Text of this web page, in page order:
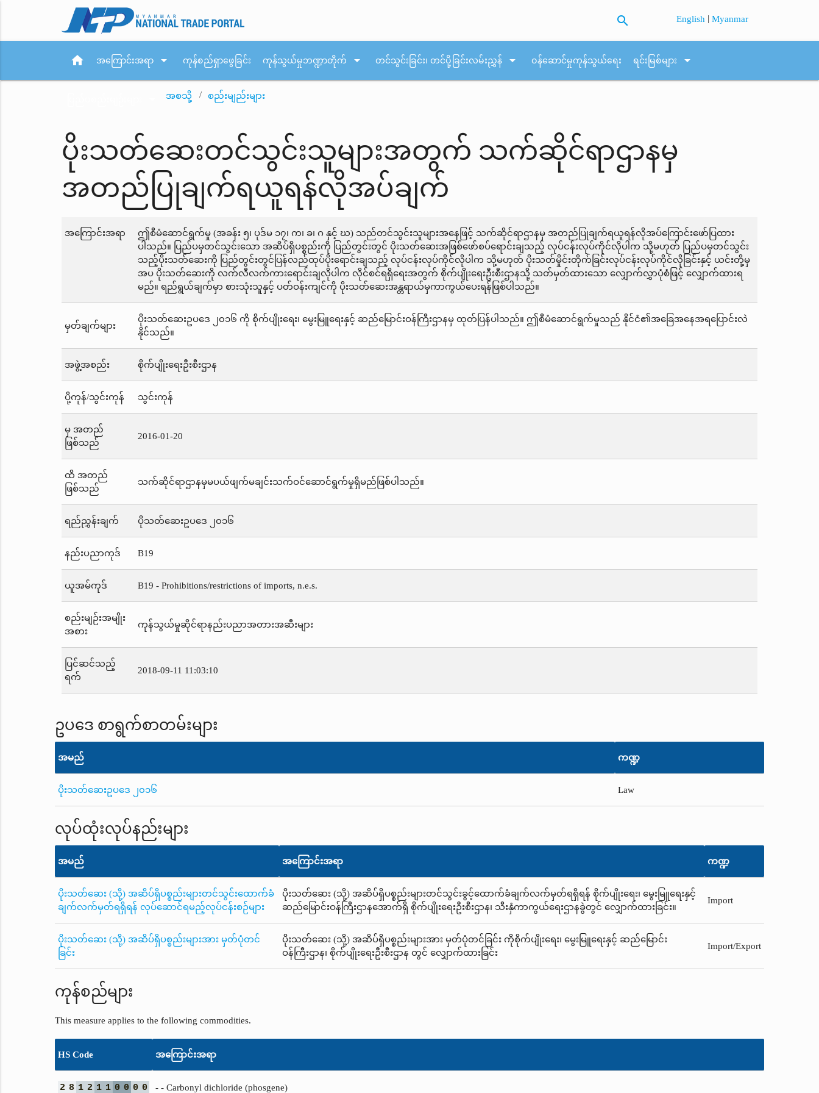
search English |Myanmar
home အကြောင်းအရာ arrow_drop_down ကုန်စည်ရှာဖွေခြင်း ကုန်သွယ်မှုဘဏ္ဍာတိုက် arrow_drop_down တင်သွင်းခြင်း၊ တင်ပို့ခြင်းလမ်းညွှန် arrow_drop_down ဝန်ဆောင်မှုကုန်သွယ်ရေး ရင်းမြစ်များ arrow_drop_down
အစသို့ စည်းမျည်းများ
ပိုးသတ်ဆေးတင်သွင်းသူများအတွက် သက်ဆိုင်ရာဌာနမှ
အတည်ပြုချက်ရယူရန်လိုအပ်ချက်
အကြောင်းအရာ
ဤစီမံဆောင်ရွက်မှု (အခန်း ၅၊ ပုဒ်မ ၁၇၊ က၊ ခ၊ ဂ နှင့် ဃ) သည်တင်သွင်းသူများအနေဖြင့် သက်ဆိုင်ရာဌာနမှ အတည်ပြုချက်ရယူရန်လိုအပ်ကြောင်းဖော်ပြထား
ပါသည်။ ပြည်ပမှတင်သွင်းသော အဆိပ်ရှိပစ္စည်းကို ပြည်တွင်းတွင် ပိုးသတ်ဆေးအဖြစ်ဖော်စပ်ရောင်းချသည့် လုပ်ငန်းလုပ်ကိုင်လိုပါက သို့မဟုတ် ပြည်ပမှတင်သွင်း
သည့်ပိုးသတ်ဆေးကို ပြည်တွင်းတွင်ပြန်လည်ထုပ်ပိုးရောင်းချသည့် လုပ်ငန်းလုပ်ကိုင်လိုပါက သို့မဟုတ် ပိုးသတ်မှိုင်းတိုက်ခြင်းလုပ်ငန်းလုပ်ကိုင်လိုခြင်းနှင့် ယင်းတို့မှ
အပ ပိုးသတ်ဆေးကို လက်လီလက်ကားရောင်းချလိုပါက လိုင်စင်ရရှိရေးအတွက် စိုက်ပျိုးရေးဦးစီးဌာနသို့ သတ်မှတ်ထားသော လျှောက်လွှာပုံစံဖြင့် လျှောက်ထားရ
မည်။ ရည်ရွယ်ချက်မှာ စားသုံးသူနှင့် ပတ်ဝန်းကျင်ကို ပိုးသတ်ဆေးအန္တရာယ်မှကာကွယ်ပေးရန်ဖြစ်ပါသည်။
မှတ်ချက်များ
ပိုးသတ်ဆေးဥပဒေ ၂၀၁၆ ကို စိုက်ပျိုးရေး၊ မွေးမြူရေးနှင့် ဆည်မြောင်းဝန်ကြီးဌာနမှ ထုတ်ပြန်ပါသည်။ ဤစီမံဆောင်ရွက်မှုသည် နိုင်ငံ၏အခြေအနေအရပြောင်းလဲ
နိုင်သည်။
အဖွဲ့အစည်း စိုက်ပျိုးရေးဦးစီးဌာန
ပို့ကုန်/သွင်းကုန် သွင်းကုန်
မှ အတည်
ဖြစ်သည်
2016-01-20
ထိ အတည်
ဖြစ်သည်
သက်ဆိုင်ရာဌာနမှမပယ်ဖျက်မချင်းသက်ဝင်ဆောင်ရွက်မှုရှိမည်ဖြစ်ပါသည်။
ရည်ညွှန်းချက် ပိုသတ်ဆေးဥပဒေ ၂၀၁၆
နည်းပညာကုဒ် B19
ယူအမ်ကုဒ် B19 - Prohibitions/restrictions of imports, n.e.s.
စည်းမျဉ်းအမျိုး
အစား
ကုန်သွယ်မှုဆိုင်ရာနည်းပညာအတားအဆီးများ
ပြင်ဆင်သည့်
ရက်
2018-09-11 11:03:10
ဥပဒေ စာရွက်စာတမ်းများ
အမည် ကဏ္ဍ
ပိုးသတ်ဆေးဥပဒေ ၂၀၁၆ Law
လုပ်ထုံးလုပ်နည်းများ
အမည် အကြောင်းအရာ ကဏ္ဍ
ပိုးသတ်ဆေး (သို့) အဆိပ်ရှိပစ္စည်းများတင်သွင်းထောက်ခံ
ချက်လက်မှတ်ရရှိရန် လုပ်ဆောင်ရမည့်လုပ်ငန်းစဉ်များ
ပိုးသတ်ဆေး (သို့) အဆိပ်ရှိပစ္စည်းများတင်သွင်းခွင့်ထောက်ခံချက်လက်မှတ်ရရှိရန် စိုက်ပျိုးရေး၊ မွေးမြူရေးနှင့်
ဆည်မြောင်းဝန်ကြီးဌာနအောက်ရှိ စိုက်ပျိုးရေးဦးစီးဌာန၊ သီးနှံကာကွယ်ရေးဌာနခွဲတွင် လျှောက်ထားခြင်း။
Import
ပိုးသတ်ဆေး (သို့) အဆိပ်ရှိပစ္စည်းများအား မှတ်ပုံတင်
ခြင်း
ပိုးသတ်ဆေး (သို့) အဆိပ်ရှိပစ္စည်းများအား မှတ်ပုံတင်ခြင်း ကိုစိုက်ပျိုးရေး၊ မွေးမြူရေးနှင့် ဆည်မြောင်း
ဝန်ကြီးဌာန၊ စိုက်ပျိုးရေးဦးစီးဌာန တွင် လျှောက်ထားခြင်း
Import/Export
ကုန်စည်များ
This measure applies to the following commodities.
HS Code အကြောင်းအရာ
2 8 1 2 1 1 0 0 0 0 - - Carbonyl dichloride (phosgene)